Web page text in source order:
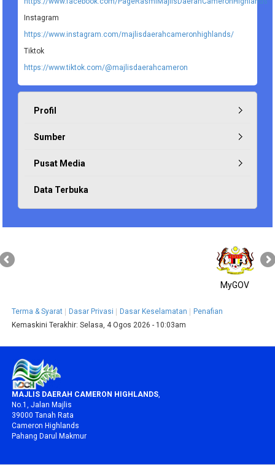
Instagram
https://www.instagram.com/majlisdaerahcameronhighlands/
Tiktok
https://www.tiktok.com/@majlisdaerahcameron
Profil
Sumber
Pusat Media
Data Terbuka
MyGOV
Terma & Syarat Dasar Privasi Dasar Keselamatan
Penafian
Kemaskini Terakhir:Selasa, 4 Ogos 2026 - 10:03am
MAJLIS DAERAH CAMERON HIGHLANDS,
No.1, Jalan Majlis
39000 Tanah Rata
Cameron Highlands
Pahang Darul Makmur